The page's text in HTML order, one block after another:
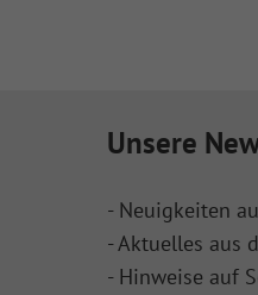
Unsere
- Neuigkeiten
- Aktuelles aus
- Hinweise auf